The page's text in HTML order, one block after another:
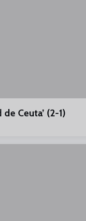
Ceuta’ (2-1)